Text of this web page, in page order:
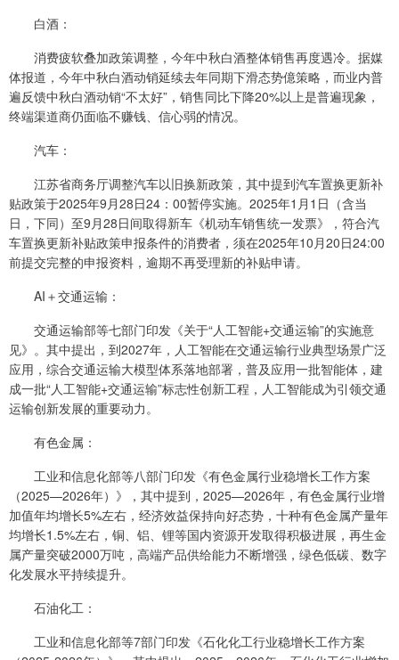
白酒：
消费疲软叠加政策调整，今年中秋白酒整体销售再度遇冷。据媒
体报道，今年中秋白酒动销延续去年同期下滑态势億策略，而业内普
遍反馈中秋白酒动销“不太好”，销售同比下降20%以上是普遍现象，
终端渠道商仍面临不赚钱、信心弱的情况。
汽车：
江苏省商务厅调整汽车以旧换新政策，其中提到汽车置换更新补
贴政策于2025年9月28日24：00暂停实施。2025年1月1日（含当
日，下同）至9月28日间取得新车《机动车销售统一发票》，符合汽
车置换更新补贴政策申报条件的消费者，须在2025年10月20日24:00
前提交完整的申报资料，逾期不再受理新的补贴申请。
AI＋交通运输：
交通运输部等七部门印发《关于“人工智能+交通运输”的实施意
见》。其中提出，到2027年，人工智能在交通运输行业典型场景广泛
应用，综合交通运输大模型体系落地部署，普及应用一批智能体，建
成一批“人工智能+交通运输”标志性创新工程，人工智能成为引领交通
运输创新发展的重要动力。
有色金属：
工业和信息化部等八部门印发《有色金属行业稳增长工作方案
（2025—2026年）》，其中提到，2025—2026年，有色金属行业增
加值年均增长5%左右，经济效益保持向好态势，十种有色金属产量年
均增长1.5%左右，铜、铝、锂等国内资源开发取得积极进展，再生金
属产量突破2000万吨，高端产品供给能力不断增强，绿色低碳、数字
化发展水平持续提升。
石油化工：
工业和信息化部等7部门印发《石化化工行业稳增长工作方案